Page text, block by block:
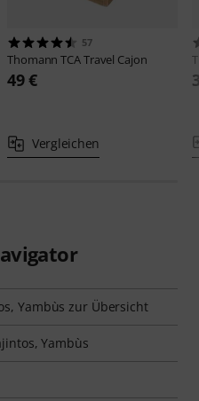
57
ThomannTCA Travel Cajon
49 €
Vergleichen
Yambùs zur Übersicht
Yambùs